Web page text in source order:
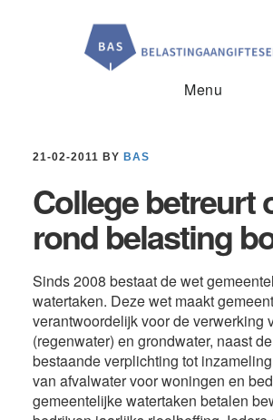
Menu
21-02-2011 BY BAS
College betreurt
rond belasting
Sinds 2008 bestaat de wet
watertaken. Deze wet maakt
verantwoordelijk voor de verwerking
(regenwater) en grondwater, naast
bestaande verplichting tot
van afvalwater voor woningen en
gemeentelijke watertaken betalen